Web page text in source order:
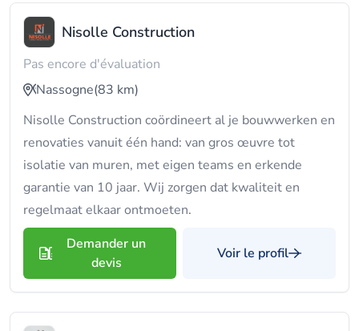
Nisolle Construction
Pas encore d'évaluation
Nassogne(83 km)
Nisolle Construction coördineert al je bouwwerken en
renovaties vanuit één hand: van gros œuvre tot
isolatie van muren, met eigen teams en erkende
garantie van 10 jaar. Wij zorgen dat kwaliteit en
regelmaat elkaar ontmoeten.
Demander un
devis
Voir le profil